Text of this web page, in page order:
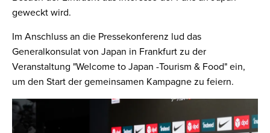
geweckt wird.
Im Anschluss an die Pressekonferenz lud das
Generalkonsulat von Japan in Frankfurt zu der
Veranstaltung "Welcome to Japan -Tourism & Food" ein,
um den Start der gemeinsamen Kampagne zu feiern.